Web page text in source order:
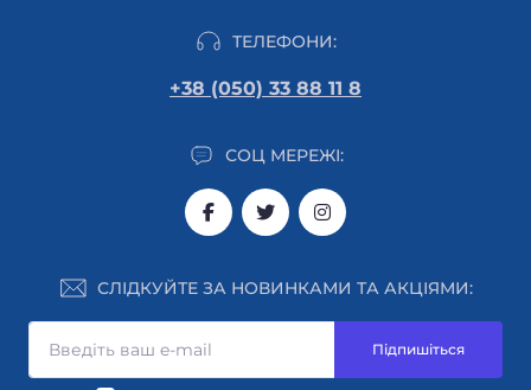
ТЕЛЕФОНИ:
+38 (050) 33 88 11 8
СОЦ МЕРЕЖІ:
СЛІДКУЙТЕ ЗА НОВИНКАМИ ТА АКЦІЯМИ:
Підпишіться